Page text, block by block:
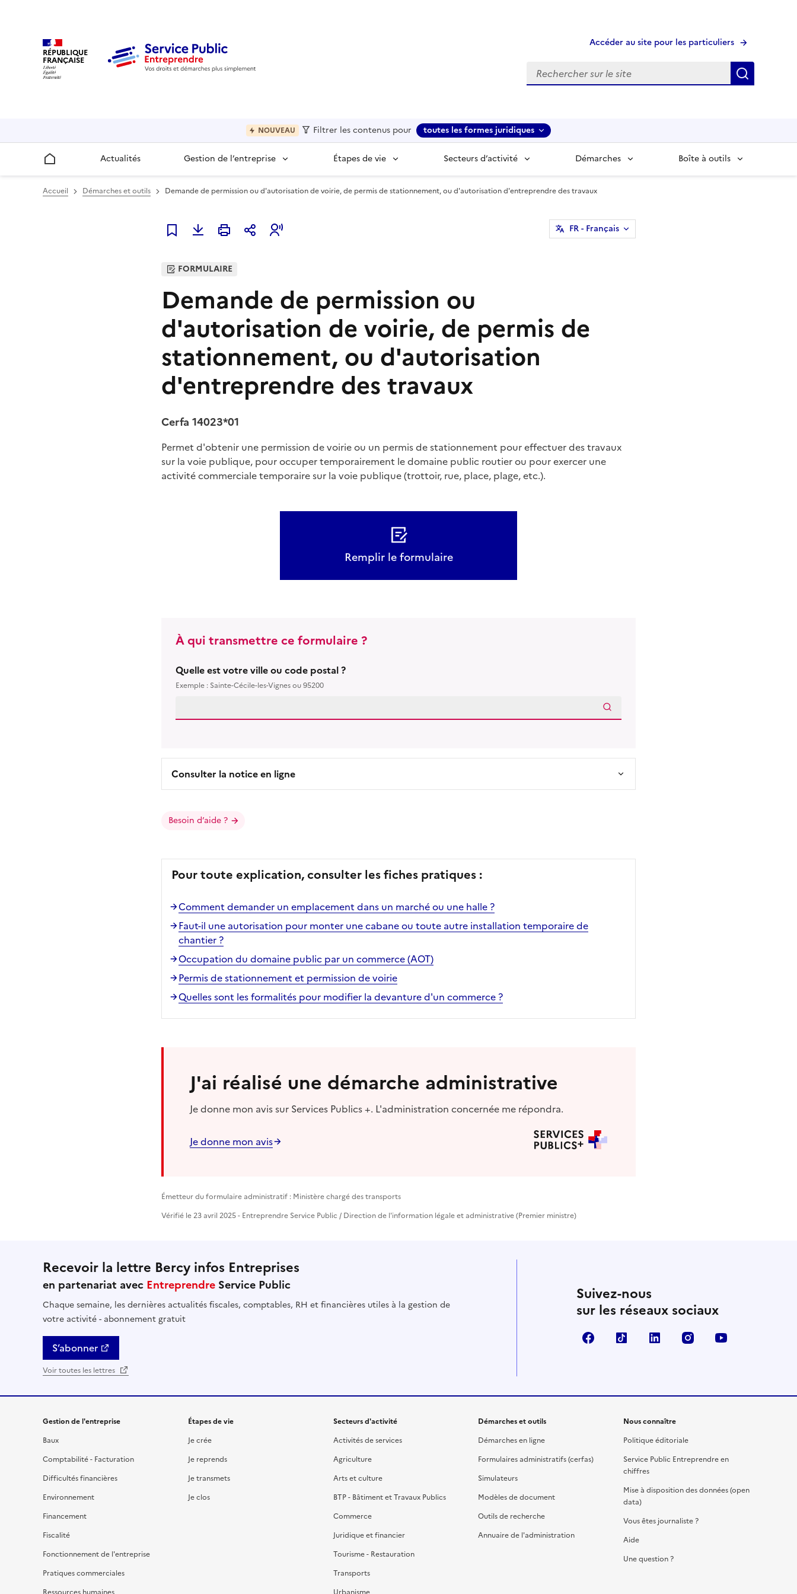
RÉPUBLIQUE
FRANÇAISE
Accéder au site pour les particuliers
Recherche
NOUVEAU Filtrer les contenus pour toutes les formes juridiques
Accueil Actualités Gestion de l’entreprise Étapes de vie Secteurs d’activité Démarches Boîte à outils
Accueil Démarches et outils Demande de permission ou d'autorisation de voirie, de permis de stationnement, ou d'autorisation d'entreprendre des travaux
Ajouter à mes favoris
FR- Français
FORMULAIRE
Demande de permission ou
d'autorisation de voirie, de permis de
stationnement, ou d'autorisation
d'entreprendre des travaux
Cerfa 14023*01
Permet d'obtenir une permission de voirie ou un permis de stationnement pour effectuer des travaux
sur la voie publique, pour occuper temporairement le domaine public routier ou pour exercer une
activité commerciale temporaire sur la voie publique (trottoir, rue, place, plage, etc.).
Remplir le formulaire
À qui transmettre ce formulaire ?
Quelle est votre ville ou code postal ?
Exemple : Sainte-Cécile-les-Vignes ou 95200
Consulter la notice en ligne
Besoin d’aide ?
Pour toute explication, consulter les fiches pratiques :
Comment demander un emplacement dans un marché ou une halle ?
Faut-il une autorisation pour monter une cabane ou toute autre installation temporaire de
chantier ?
Occupation du domaine public par un commerce (AOT)
Permis de stationnement et permission de voirie
Quelles sont les formalités pour modifier la devanture d'un commerce ?
J'ai réalisé une démarche administrative
Je donne mon avis sur Services Publics +. L'administration concernée me répondra.
Je donne mon avis
Émetteur du formulaire administratif : Ministère chargé des transports
Vérifié le 23 avril 2025 - Entreprendre Service Public / Direction de l'information légale et administrative (Premier ministre)
Recevoir la lettre Bercy infos Entreprises
en partenariat avec Entreprendre Service Public
Chaque semaine, les dernières actualités fiscales, comptables, RH et financières utiles à la gestion de
votre activité - abonnement gratuit
S’abonner
Voir toutes les lettres
Suivez-nous
sur les réseaux sociaux
FacebookTikTok Linkedin Instagram
Gestion de l'entreprise
Baux
Comptabilité - Facturation
Difficultés financières
Environnement
Financement
Fiscalité
Fonctionnement de l'entreprise
Pratiques commerciales
Étapes de vie
Je crée
Je reprends
Je transmets
Je clos
Secteurs d'activité
Activités de services
Agriculture
Arts et culture
BTP - Bâtiment et Travaux Publics
Commerce
Juridique et financier
Tourisme - Restauration
Transports
Démarches et outils
Démarches en ligne
Formulaires administratifs (cerfas)
Simulateurs
Modèles de document
Outils de recherche
Annuaire de l'administration
Nous connaître
Politique éditoriale
Service Public Entreprendre en
chiffres
Mise à disposition des données (open
data)
Vous êtes journaliste ?
Aide
Une question ?